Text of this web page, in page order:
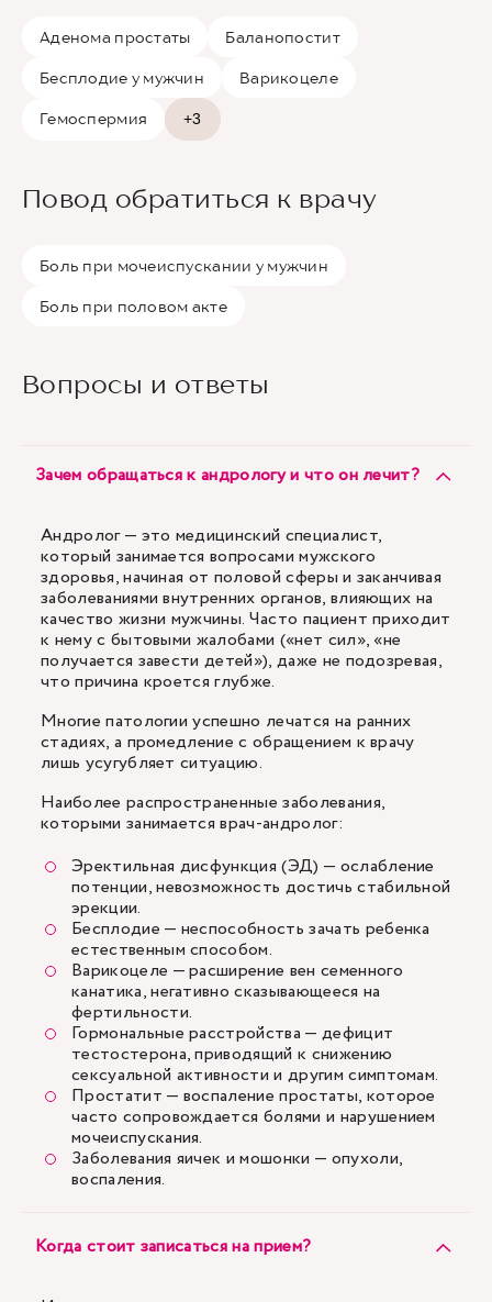
Аденома простаты Баланопостит
Бесплодие у мужчин Варикоцеле
Гемоспермия +3
Повод обратиться к врачу
Боль при мочеиспускании у мужчин
Боль при половом акте
Вопросы и ответы
Зачем обращаться к андрологу и что он лечит?
Андролог — это медицинский специалист,
который занимается вопросами мужского
здоровья, начиная от половой сферы и заканчивая
заболеваниями внутренних органов, влияющих на
качество жизни мужчины. Часто пациент приходит
к нему с бытовыми жалобами («нет сил», «не
получается завести детей»), даже не подозревая,
что причина кроется глубже.
Многие патологии успешно лечатся на ранних
стадиях, а промедление с обращением к врачу
лишь усугубляет ситуацию.
Наиболее распространенные заболевания,
которыми занимается врач-андролог:
Эректильная дисфункция (ЭД) — ослабление
потенции, невозможность достичь стабильной
эрекции.
Бесплодие — неспособность зачать ребенка
естественным способом.
Варикоцеле — расширение вен семенного
канатика, негативно сказывающееся на
фертильности.
Гормональные расстройства — дефицит
тестостерона, приводящий к снижению
сексуальной активности и другим симптомам.
Простатит — воспаление простаты, которое
часто сопровождается болями и нарушением
мочеиспускания.
Заболевания яичек и мошонки — опухоли,
воспаления.
Когда стоит записаться на прием?